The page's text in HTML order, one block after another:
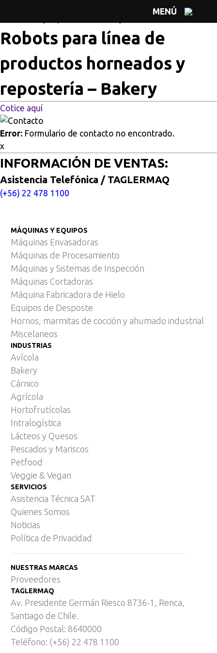
MENÚ
Robots para línea de productos
Robots para línea de
productos horneados y
repostería – Bakery
Cotice aquí
Error: Formulario de contacto no encontrado.
x
INFORMACIÓN DE VENTAS:
Asistencia Telefónica / TAGLERMAQ
(+56) 22 478 1100
MÁQUINAS Y EQUIPOS
Máquinas Envasadoras
Máquinas de Procesamiento
Máquinas y Sistemas de Inspección
Máquinas Cortadoras
Máquina Fabricadora de Hielo
Equipos de Desposte
Hornos, marmitas de cocción y ahumado industrial
Miscelaneos
INDUSTRIAS
Avícola
Bakery
Cárnico
Agrícola
Hortofrutícolas
Intralogística
Lácteos y Quesos
Pescados y Mariscos
Petfood
Veggie & Vegan
SERVICIOS
Asistencia Técnica SAT
Quienes Somos
Noticias
Política de Privacidad
NUESTRAS MARCAS
Proveedores
TAGLERMAQ
Av. Presidente Germán Riesco 8736-1, Renca,
Santiago de Chile.
Código Postal: 8640000
Teléfono: (+56) 22 478 1100